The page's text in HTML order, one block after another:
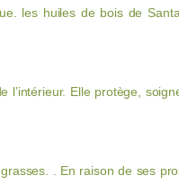
les huiles de bois de
Elle protège,
. En raison de ses